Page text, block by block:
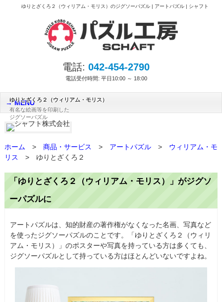
ゆりとざくろ２（ウィリアム・モリス）のジグソーパズル | アートパズル | シャフト
電話: 042-454-2790
電話受付時間: 平日10:00 ～ 18:00
MENU
ゆりとざくろ２（ウィリアム・モリス）
有名な絵画等を印刷した
ジグソーパズル
ホーム > 商品・サービス > アートパズル >
ウィリアム・モ
リス
> ゆりとざくろ２
「ゆりとざくろ２（ウィリアム・モリス）」がジグソ
ーパズルに
アートパズルは、知的財産の著作権がなくなった名画、写真など
を使ったジグソーパズルのことです。「ゆりとざくろ２（ウィリ
アム・モリス）」のポスターや写真を持っている方は多くても、
ジグソーパズルとして持っている方はほとんどいないですよね。